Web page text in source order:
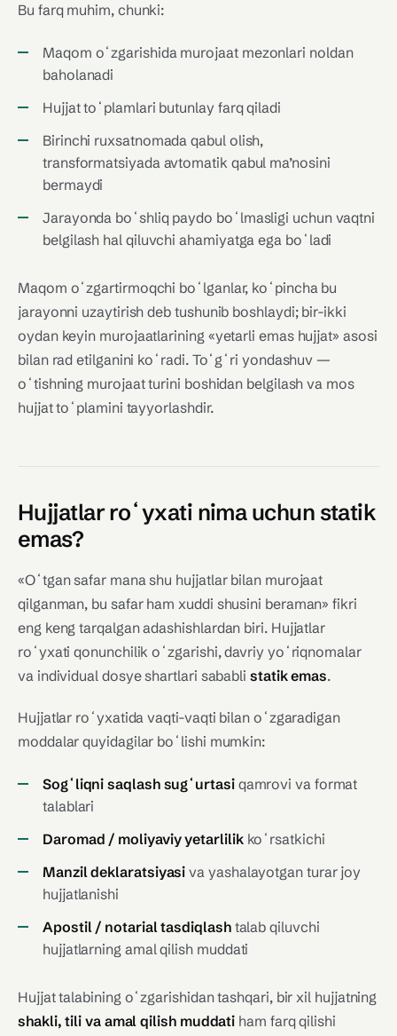
Bu farq muhim, chunki:
Maqom oʻzgarishida murojaat mezonlari noldan
baholanadi
Hujjat toʻplamlari butunlay farq qiladi
Birinchi ruxsatnomada qabul olish,
transformatsiyada avtomatik qabul ma’nosini
bermaydi
Jarayonda boʻshliq paydo boʻlmasligi uchun vaqtni
belgilash hal qiluvchi ahamiyatga ega boʻladi
Maqom oʻzgartirmoqchi boʻlganlar, koʻpincha bu
jarayonni uzaytirish deb tushunib boshlaydi; bir-ikki
oydan keyin murojaatlarining «yetarli emas hujjat» asosi
bilan rad etilganini koʻradi. Toʻgʻri yondashuv —
oʻtishning murojaat turini boshidan belgilash va mos
hujjat toʻplamini tayyorlashdir.
Hujjatlar roʻyxati nima uchun statik
emas?
«Oʻtgan safar mana shu hujjatlar bilan murojaat
qilganman, bu safar ham xuddi shusini beraman» fikri
eng keng tarqalgan adashishlardan biri. Hujjatlar
roʻyxati qonunchilik oʻzgarishi, davriy yoʻriqnomalar
va individual dosye shartlari sababli statik emas.
Hujjatlar roʻyxatida vaqti-vaqti bilan oʻzgaradigan
moddalar quyidagilar boʻlishi mumkin:
Sogʻliqni saqlash sugʻurtasiqamrovi va format
talablari
Daromad / moliyaviy yetarlilikkoʻrsatkichi
Manzil deklaratsiyasi va yashalayotgan turar joy
hujjatlanishi
Apostil / notarial tasdiqlashtalab qiluvchi
hujjatlarning amal qilish muddati
Hujjat talabining oʻzgarishidan tashqari, bir xil hujjatning
shakli, tili va amal qilish muddati ham farq qilishi